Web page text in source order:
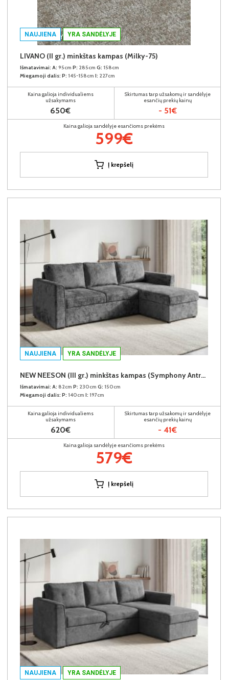
NAUJIENA YRA SANDĖLYJE
LIVANO (II gr.) minkštas kampas (Milky-75)
Išmatavimai: A: 95cm P: 285cm G: 158cm
Miegamoji dalis: P: 145-158cm I: 227cm
Kaina galioja individualiems
užsakymams
650€
Skirtumas tarp užsakomų ir sandėlyje
esančių prekių kainų
- 51€
Kaina galioja sandėlyje esančioms prekėms
599€
Į krepšelį
NAUJIENA YRA SANDĖLYJE
NEW NEESON (III gr.) minkštas kampas (Symphony Antracite-20)
Išmatavimai: A: 82cm P: 230cm G: 150cm
Miegamoji dalis: P: 140cm I: 197cm
Kaina galioja individualiems
užsakymams
620€
Skirtumas tarp užsakomų ir sandėlyje
esančių prekių kainų
- 41€
Kaina galioja sandėlyje esančioms prekėms
579€
Į krepšelį
NAUJIENA YRA SANDĖLYJE